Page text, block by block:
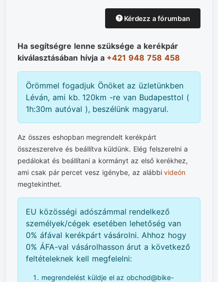
Kérdezz a fórumban
Ha segítségre lenne szüksége a kerékpár
kiválasztásában hívja a +421 948 758 458
Örömmel fogadjuk Önöket az üzletünkben
Léván, ami kb. 120km -re van Budapesttol (
1h:30m autóval ), beszélünk magyarul.
Az összes eshopban megrendelt kerékpárt
összeszerelve és beállítva küldünk. Elég felszerelni a
pedálokat és beállítani a kormányt az első kerékhez,
ami csak pár percet vesz igénybe, az alábbivideón
megtekinthet.
EU közösségi adószámmal rendelkező
személyek/cégek esetében lehetőség van
0% áfával kerékpárt vásárolni. Ahhoz hogy
0% ÁFA-val vásárolhasson árut a következő
feltételeknek kell megfelelni:
megrendelést küldje el az obchod@bike-